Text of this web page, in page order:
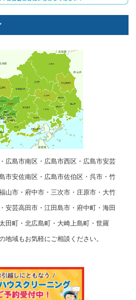
広島市南区・広島市西区・広島市安芸
市安佐南区・広島市佐伯区・呉市・竹
山市・府中市・三次市・庄原市・大竹
安芸高田市・江田島市・府中町・海田
田町・北広島町・大崎上島町・世羅
地域もお気軽にご相談ください。